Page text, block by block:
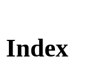
Index